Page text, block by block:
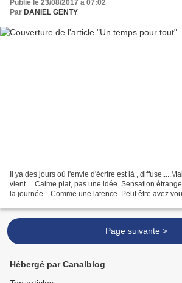
Publié le 23/08/2017 à 07:02
Par DANIEL GENTY
Il ya des jours où l'envie d'écrire est là ,
vient.....Calme plat, pas une idée. Sensation
la journée....Comme une latence. Peut être avez
Page suivante >
Hébergé par Canalblog